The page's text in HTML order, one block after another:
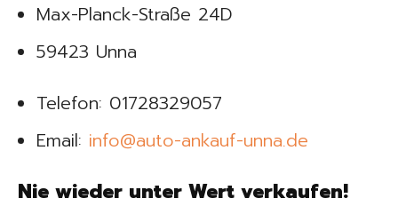
Max-Planck-Straße 24D
59423 Unna
Telefon: 01728329057
Email: info@auto-ankauf-unna.de
Nie wieder unter Wert verkaufen!